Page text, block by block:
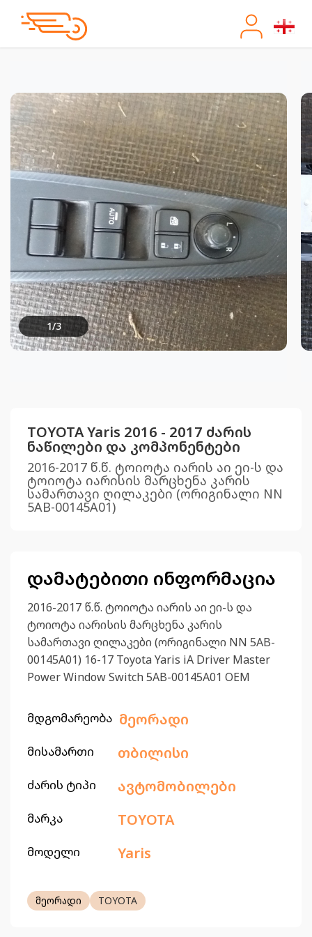
1/3
TOYOTA Yaris 2016 - 2017 ძარის
ნაწილები და კომპონენტები
2016-2017 წ.წ. ტოიოტა იარის აი ეი-ს და
ტოიოტა იარისის მარცხენა კარის
სამართავი ღილაკები (ორიგინალი NN
5AB-00145A01)
დამატებითი ინფორმაცია
2016-2017 წ.წ. ტოიოტა იარის აი ეი-ს და
ტოიოტა იარისის მარცხენა კარის
სამართავი ღილაკები (ორიგინალი NN 5AB-
00145A01) 16-17 Toyota Yaris iA Driver Master
Power Window Switch 5AB-00145A01 OEM
მდგომარეობა მეორადი
მისამართი თბილისი
ძარის ტიპი ავტომობილები
მარკა TOYOTA
მოდელი Yaris
მეორადი TOYOTA